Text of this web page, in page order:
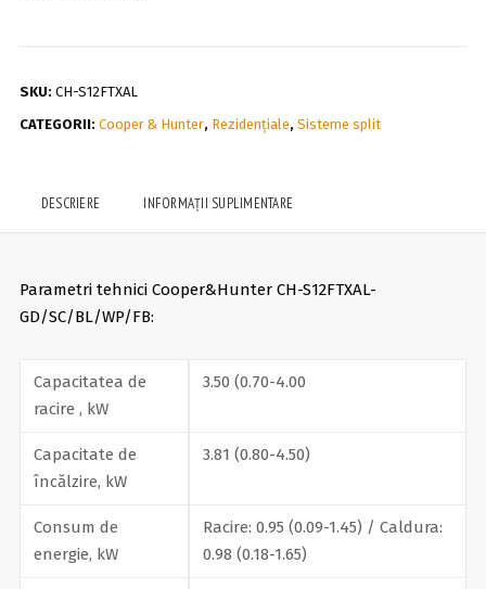
SKU: CH-S12FTXAL
CATEGORII: Cooper & Hunter, Rezidențiale, Sisteme split
DESCRIERE INFORMAȚII SUPLIMENTARE
Parametri tehnici Cooper&Hunter CH-S12FTXAL-
GD/SC/BL/WP/FB:
Capacitatea de
racire , kW
3.50 (0.70-4.00
Capacitate de
încălzire, kW
3.81 (0.80-4.50)
Consum de
energie, kW
Racire: 0.95 (0.09-1.45) / Caldura:
0.98 (0.18-1.65)